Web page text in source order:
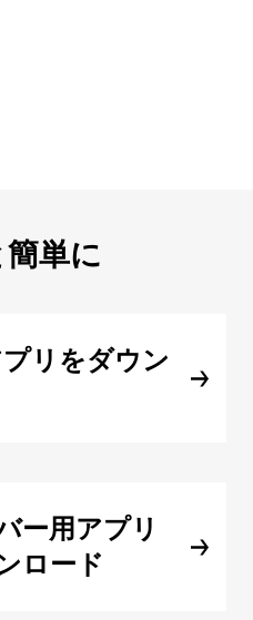
単に
リをダウン
ー用アプリ
ロード